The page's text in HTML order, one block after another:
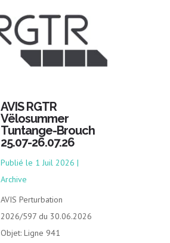
AVIS RGTR
Vëlosummer
Tuntange-Brouch
25.07-26.07.26
1 Juil 2026 |
Archive
AVIS Perturbation
2026/597 du 30.06.2026
Objet: Ligne 941